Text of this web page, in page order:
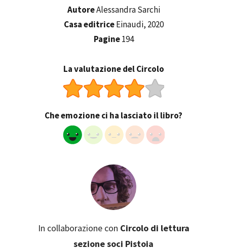
AutoreAlessandra Sarchi
Casa editriceEinaudi, 2020
Pagine194
La valutazione del Circolo
Che emozione ci ha lasciato il libro?
In collaborazione con Circolo di lettura
sezione soci Pistoia